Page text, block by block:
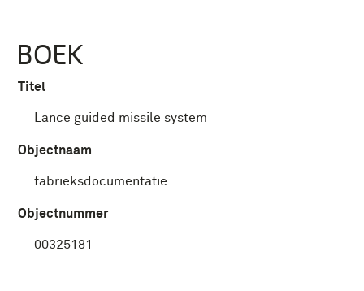
BOEK
Titel
Lance guided missile system
Objectnaam
fabrieksdocumentatie
Objectnummer
00325181